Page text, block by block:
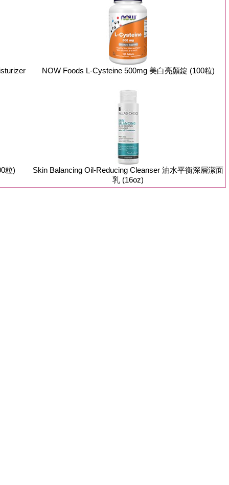
NOW Foods L-Cysteine 500mg 美白亮顏錠 (100粒)
粒)
Skin Balancing Oil-Reducing Cleanser 油水平衡深層潔面
乳 (16oz)